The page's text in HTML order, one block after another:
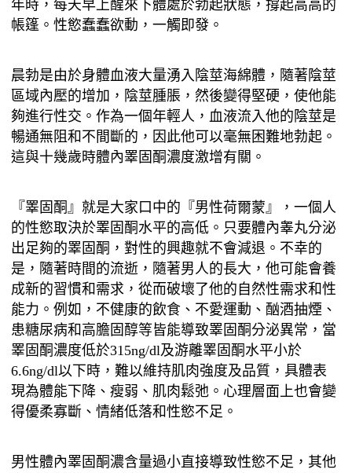
年時，每天早上醒來下體處於勃起狀態，撐起高高的
帳篷。性慾蠢蠢欲動，一觸即發。
晨勃是由於身體血液大量湧入陰莖海綿體，隨著陰莖
區域內壓的增加，陰莖腫脹，然後變得堅硬，使他能
夠進行性交。作為一個年輕人，血液流入他的陰莖是
暢通無阻和不間斷的，因此他可以毫無困難地勃起。
這與十幾歲時體內睪固酮濃度激增有關。
『睪固酮』就是大家口中的『男性荷爾蒙』，一個人
的性慾取決於睪固酮水平的高低。只要體內睾丸分泌
出足夠的睪固酮，對性的興趣就不會減退。不幸的
是，隨著時間的流逝，隨著男人的長大，他可能會養
成新的習慣和需求，從而破壞了他的自然性需求和性
能力。例如，不健康的飲食、不愛運動、酗酒抽煙、
患糖尿病和高膽固醇等皆能導致睪固酮分泌異常，當
睪固酮濃度低於315ng/dl及游離睪固酮水平小於
6.6ng/dl以下時，難以維持肌肉強度及品質，具體表
現為體能下降、瘦弱、肌肉鬆弛。心理層面上也會變
得優柔寡斷、情緒低落和性慾不足。
男性體內睪固酮濃含量過小直接導致性慾不足，其他